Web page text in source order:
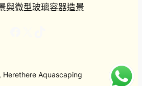
與微型玻璃容器造景
Aquascaping